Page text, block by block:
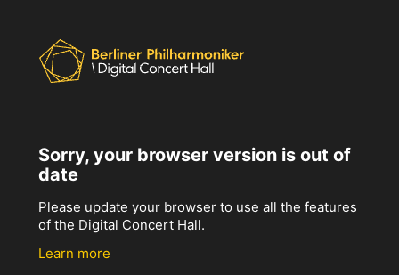
Sorry, your browser version is out of
date
Please update your browser to use all the features
of the Digital Concert Hall.
Learn more